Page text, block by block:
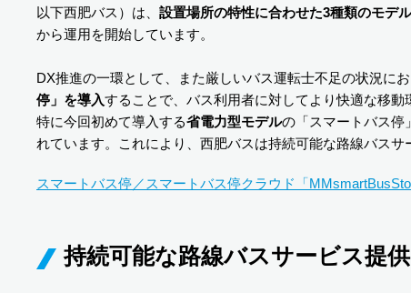
以下西肥バス）は、 設置場所の特性に合わせた3種類のモデ
から運用を開始しています。
DX推進の一環として、また厳しいバス運転士不足の状況にお
停」を導入することで、バス利用者に対してより快適な移
特に今回初めて導入する省電力型モデルの「スマートバス停
れています。これにより、西肥バスは持続可能な路線バスサ
スマートバス停／スマートバス停クラウド「
持続可能な路線バスサービス提